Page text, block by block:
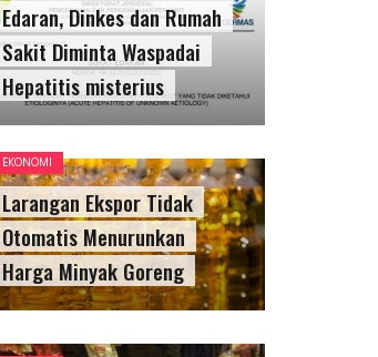
Edaran, Dinkes dan Rumah
Sakit Diminta Waspadai
Hepatitis misterius
EKONOMI
Larangan Ekspor Tidak
Otomatis Menurunkan
Harga Minyak Goreng